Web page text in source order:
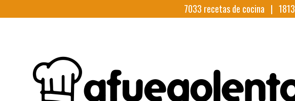
7033 recetas de cocina |